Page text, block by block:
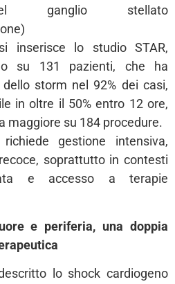
ganglio stellato
inserisce lo studio STAR,
su 131 pazienti, che ha
storm nel 92% dei casi,
in oltre il 50% entro 12 ore,
maggiore su 184 procedure.
gestione intensiva,
soprattutto in contesti
e accesso a terapie
e periferia, una doppia
lo shock cardiogeno